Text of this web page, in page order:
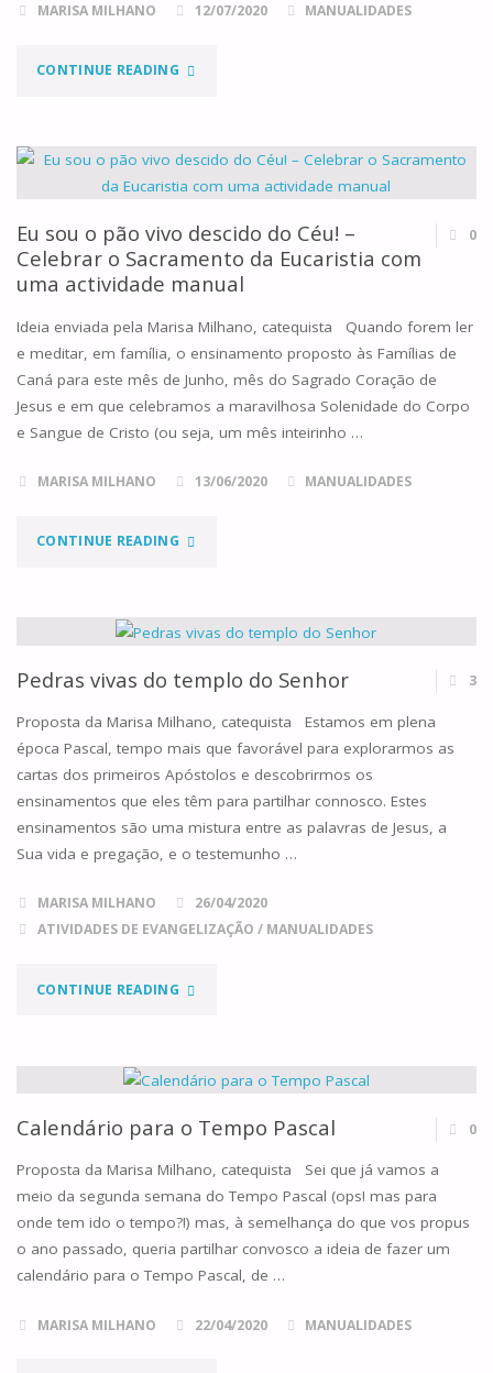
MARISA MILHANO 12/07/2020 MANUALIDADES
CONTINUE READING"CELEBRAR
MÊS
PRECIOSO
SANGUE
DE
JESUS
NOVENA
UMA
ACTIVIDADE
MANUAL"
Eu sou o pão vivo descido do Céu! –
Celebrar o Sacramento da Eucaristia com
uma actividade manual
0
Ideia enviada pela Marisa Milhano, catequista Quando forem ler
e meditar, em família, o ensinamento proposto às Famílias de
Caná para este mês de Junho, mês do Sagrado Coração de
Jesus e em que celebramos a maravilhosa Solenidade do Corpo
e Sangue de Cristo (ou seja, um mês inteirinho …
MARISA MILHANO 13/06/2020 MANUALIDADES
CONTINUE READING"EU
O
VIVO
DESCIDO
DO
CÉU!
CELEBRAR
UMA
ACTIVIDADE
MANUAL"
Pedras vivas do templo do Senhor 3
Proposta da Marisa Milhano, catequista Estamos em plena
época Pascal, tempo mais que favorável para explorarmos as
cartas dos primeiros Apóstolos e descobrirmos os
ensinamentos que eles têm para partilhar connosco. Estes
ensinamentos são uma mistura entre as palavras de Jesus, a
Sua vida e pregação, e o testemunho …
MARISA MILHANO
26/04/2020
ATIVIDADES DE EVANGELIZAÇÃO / MANUALIDADES
CONTINUE READING"PEDRAS
DO
TEMPLO
DO
Calendário para o Tempo Pascal 0
Proposta da Marisa Milhano, catequista Sei que já vamos a
meio da segunda semana do Tempo Pascal (ops! mas para
onde tem ido o tempo?!) mas, à semelhança do que vos propus
o ano passado, queria partilhar convosco a ideia de fazer um
calendário para o Tempo Pascal, de …
MARISA MILHANO 22/04/2020 MANUALIDADES